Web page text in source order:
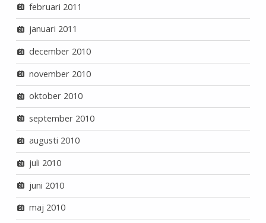
februari 2011
januari 2011
december 2010
november 2010
oktober 2010
september 2010
augusti 2010
juli 2010
juni 2010
maj 2010